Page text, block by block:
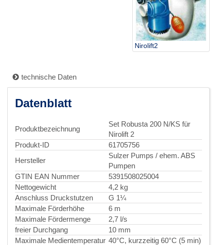
Nirolift2
technische Daten
Datenblatt
Produktbezeichnung
Set Robusta 200 N/KS für
Nirolift 2
Produkt-ID
61705756
Hersteller
Sulzer Pumps / ehem. ABS
Pumpen
GTIN EAN Nummer
5391508025004
Nettogewicht
4,2 kg
Anschluss Druckstutzen
G 1¼
Maximale Förderhöhe
6 m
Maximale Fördermenge
2,7 l/s
freier Durchgang
10 mm
Maximale Medientemperatur 40°C, kurzzeitig 60°C (5 min)